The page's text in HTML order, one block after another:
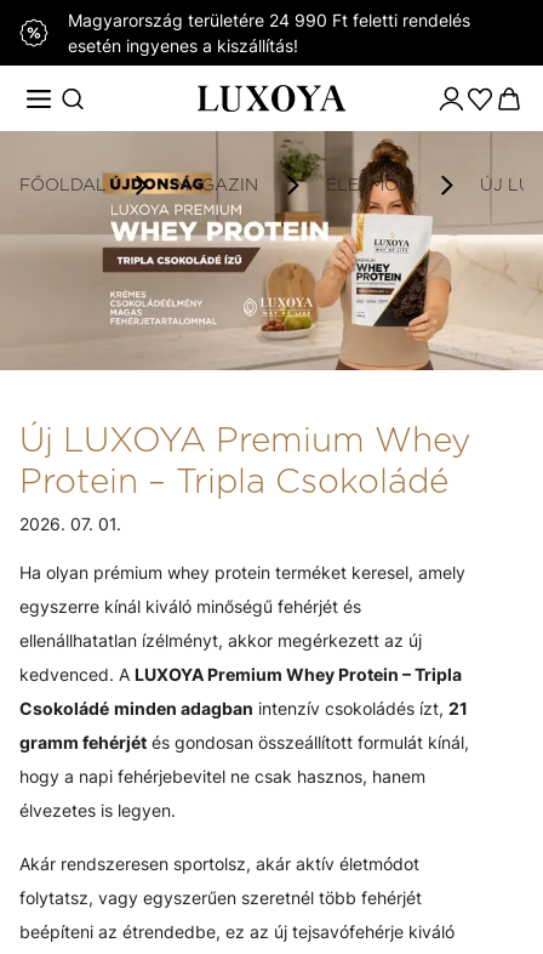
Magyarország területére 24 990 Ft feletti rendelés
esetén ingyenes a kiszállítás!
FŐOLDAL MAGAZIN ÉLETMÓD ÚJ
Új LUXOYA Premium Whey
Protein – Tripla Csokoládé
2026. 07. 01.
Ha olyan prémium whey protein terméket keresel, amely
egyszerre kínál kiváló minőségű fehérjét és
ellenállhatatlan ízélményt, akkor megérkezett az új
kedvenced. A LUXOYA Premium Whey Protein – Tripla
Csokoládé minden adagban intenzív csokoládés ízt, 21
gramm fehérjét és gondosan összeállított formulát kínál,
hogy a napi fehérjebevitel ne csak hasznos, hanem
élvezetes is legyen.
Akár rendszeresen sportolsz, akár aktív életmódot
folytatsz, vagy egyszerűen szeretnél több fehérjét
beépíteni az étrendedbe, ez az új tejsavófehérje kiváló